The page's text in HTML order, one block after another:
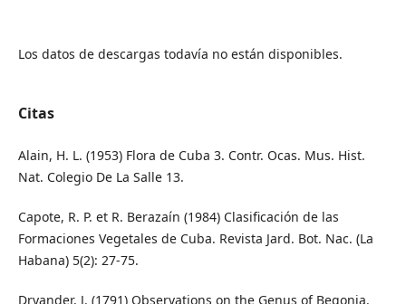
Los datos de descargas todavía no están disponibles.
Citas
Alain, H. L. (1953) Flora de Cuba 3. Contr. Ocas. Mus. Hist.
Nat. Colegio De La Salle 13.
Capote, R. P. et R. Berazaín (1984) Clasificación de las
Formaciones Vegetales de Cuba. Revista Jard. Bot. Nac. (La
Habana) 5(2): 27-75.
Dryander, J. (1791) Observations on the Genus of Begonia.